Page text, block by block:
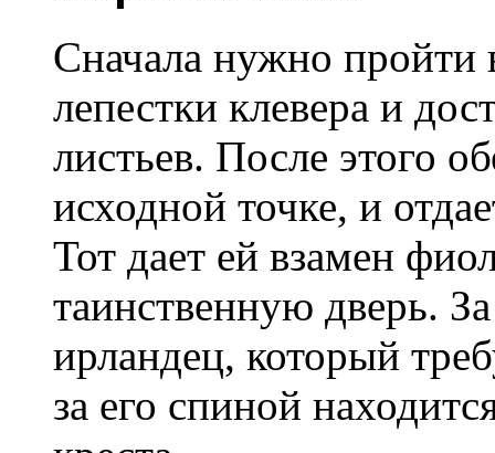
Сначала нужно пройти
лепестки клевера и
листьев. После этого
исходной точке, и
Тот дает ей взамен
таинственную дверь.
ирландец, который
за его спиной